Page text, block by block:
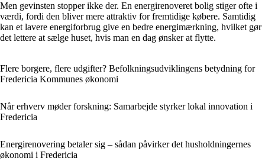
Men gevinsten stopper ikke der. En energirenoveret bolig stiger ofte i
værdi, fordi den bliver mere attraktiv for fremtidige købere. Samtidig
kan et lavere energiforbrug give en bedre energimærkning, hvilket gør
det lettere at sælge huset, hvis man en dag ønsker at flytte.
Flere borgere, flere udgifter? Befolkningsudviklingens betydning for
Fredericia Kommunes økonomi
Når erhverv møder forskning: Samarbejde styrker lokal innovation i
Fredericia
Energirenovering betaler sig – sådan påvirker det husholdningernes
økonomi i Fredericia